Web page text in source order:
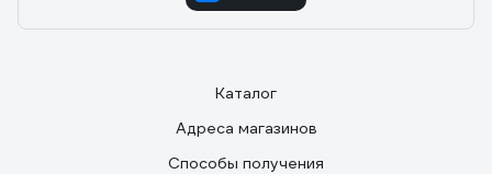
Каталог
Адреса магазинов
Способы получения